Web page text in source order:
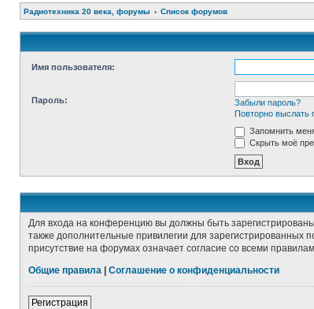
Радиотехника 20 века, форумы Список форумов
Имя пользователя:
Пароль:
Забыли пароль?
Повторно выслать
Запомнить
Скрыть моё
Для входа на конференцию вы должны быть
также дополнительные привилегии для зарегистрированных
присутствие на форумах означает согласие со всеми
Общие правила
Соглашение о конфиденциальности
Регистрация